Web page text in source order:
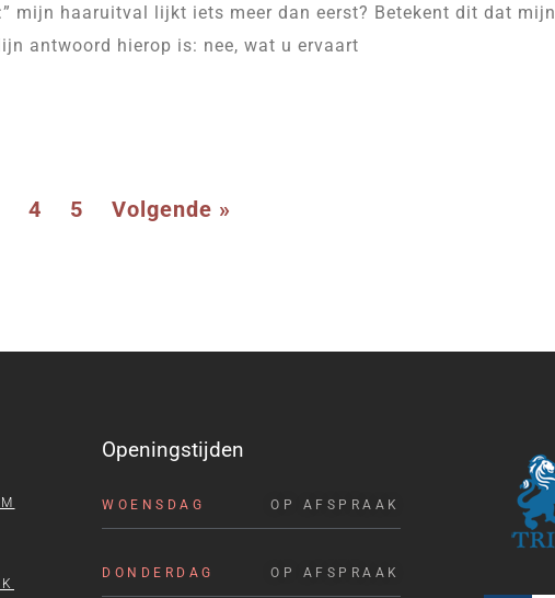
mijn haaruitval lijkt iets meer dan eerst? Betekent dit dat mijn
antwoord hierop is: nee, wat u ervaart
4 5 Volgende »
Openingstijden
WOENSDAG
DONDERDAG
OP AFSPRAAK
OP AFSPRAAK